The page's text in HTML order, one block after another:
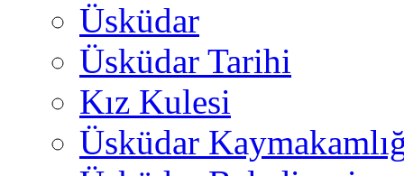
Üsküdar
Üsküdar Tarihi
Kız Kulesi
Üsküdar